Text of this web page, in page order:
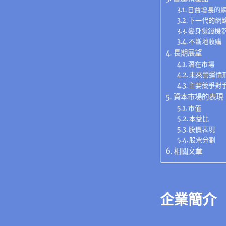
日益增長的
下一代的網
變身賺錢機
不斷地收購
長期展望
潛在市場
未來營運情
主要競爭對
資本市場的表現
市值
本益比
股價表現
股票分割
相關文章
企業簡介